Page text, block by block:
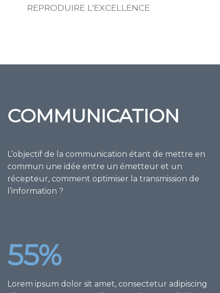
REPRODUIRE L'EXCELLENCE
COMMUNICATION
L’objectif de la communication étant de mettre en
commun une idée entre un émetteur et un
récepteur, comment optimiser la transmission de
l’information ?
55%
Lorem ipsum dolor sit amet, consectetur adipiscing